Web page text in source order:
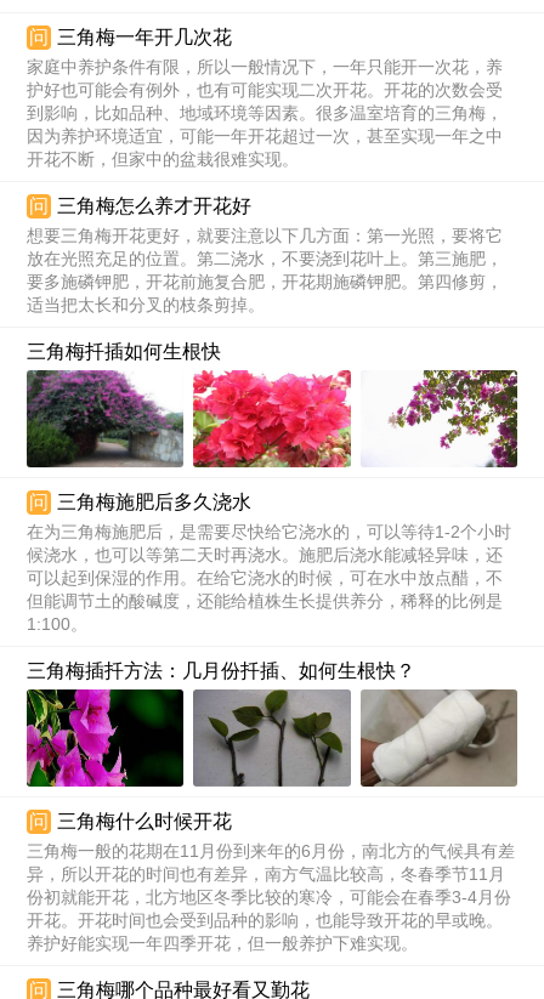
问 三角梅一年开几次花
家庭中养护条件有限，所以一般情况下，一年只能开一次花，养
护好也可能会有例外，也有可能实现二次开花。开花的次数会受
到影响，比如品种、地域环境等因素。很多温室培育的三角梅，
因为养护环境适宜，可能一年开花超过一次，甚至实现一年之中
开花不断，但家中的盆栽很难实现。
问 三角梅怎么养才开花好
想要三角梅开花更好，就要注意以下几方面：第一光照，要将它
放在光照充足的位置。第二浇水，不要浇到花叶上。第三施肥，
要多施磷钾肥，开花前施复合肥，开花期施磷钾肥。第四修剪，
适当把太长和分叉的枝条剪掉。
三角梅扦插如何生根快
问 三角梅施肥后多久浇水
在为三角梅施肥后，是需要尽快给它浇水的，可以等待1-2个小时
候浇水，也可以等第二天时再浇水。施肥后浇水能减轻异味，还
可以起到保湿的作用。在给它浇水的时候，可在水中放点醋，不
但能调节土的酸碱度，还能给植株生长提供养分，稀释的比例是
1:100。
三角梅插扦方法：几月份扦插、如何生根快？
问 三角梅什么时候开花
三角梅一般的花期在11月份到来年的6月份，南北方的气候具有差
异，所以开花的时间也有差异，南方气温比较高，冬春季节11月
份初就能开花，北方地区冬季比较的寒冷，可能会在春季3-4月份
开花。开花时间也会受到品种的影响，也能导致开花的早或晚。
养护好能实现一年四季开花，但一般养护下难实现。
问 三角梅哪个品种最好看又勤花